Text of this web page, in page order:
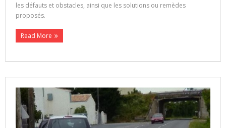
les défauts et obstacles, ainsi que les solutions ou remèdes
proposés.
Read More